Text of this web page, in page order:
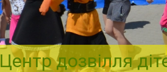
Центр дозвілля